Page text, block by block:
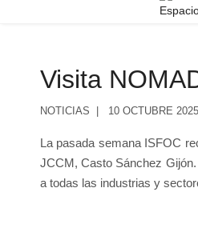
Visita
NOTICIAS 10 OCTUBRE 2025
La pasada semana ISFOC
JCCM, Casto Sánchez
a todas las industrias y